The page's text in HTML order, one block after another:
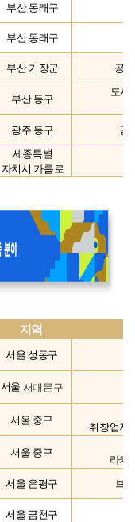
부산 동래구
부산 동래구
부산 기장군 공
부산 동구
도시
광주 동구 공
세종특별
자치시 가름로
지역
서울 성동구
서울 서대문구
서울 중구
취창업지
서울 중구
라키
서울 은평구 브
서울 금천구